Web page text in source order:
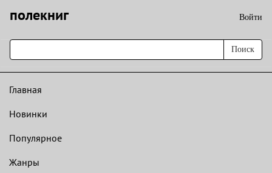
полекниг Войти
Поиск
Главная
Новинки
Популярное
Жанры